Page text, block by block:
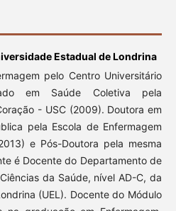
Estadual de Londrina
pelo Centro Universitário
em Saúde Coletiva pela
- USC (2009). Doutora em
pela Escola de Enfermagem
e Pós-Doutora pela mesma
é Docente do Departamento de
da Saúde, nível AD-C, da
(UEL). Docente do Módulo